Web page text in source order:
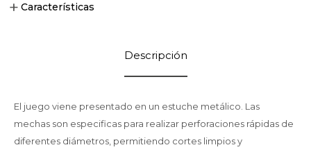
Características
Descripción
El juego viene presentado en un estuche metálico. Las
mechas son especificas para realizar perforaciones rápidas de
diferentes diámetros, permitiendo cortes limpios y